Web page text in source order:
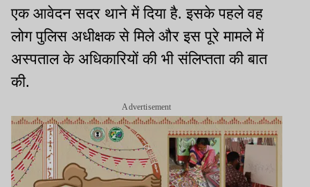
एक आवेदन सदर थाने में दिया है. इसके पहले वह
लोग पुलिस अधीक्षक से मिले और इस पूरे मामले में
अस्पताल के अधिकारियों की भी संलिप्तता की बात
की.
Advertisement